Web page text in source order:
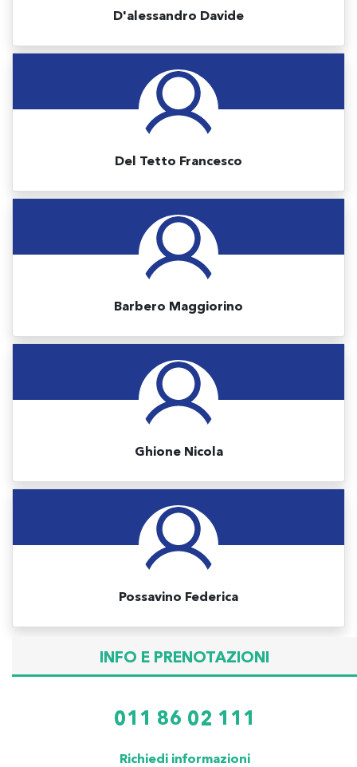
D'alessandro Davide
Del Tetto Francesco
Barbero Maggiorino
Ghione Nicola
Possavino Federica
INFO E PRENOTAZIONI
011 86 02 111
Richiedi informazioni